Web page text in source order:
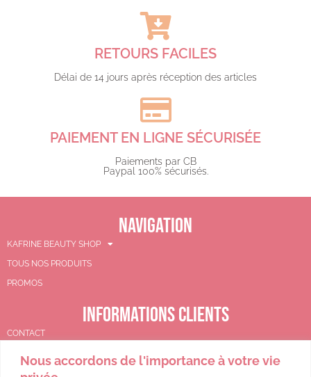
Nous accordons de l'importance à votre vie
RETOURS FACILES
Délai de 14 jours après réception des articles
PAIEMENT EN LIGNE SÉCURISÉE
Paiements par CB
Paypal 100% sécurisés.​
NAVIGATION
KAFRINE BEAUTY SHOP
TOUS NOS PRODUITS
PROMOS
INFORMATIONS CLIENTS
CONTACT
PANIER